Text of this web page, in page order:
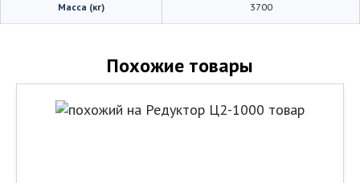
Масса (кг) 3700
Похожие товары